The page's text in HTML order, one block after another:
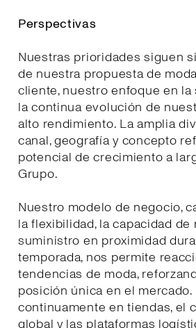
Perspectivas
Nuestras prioridades siguen
de nuestra propuesta de
cliente, nuestro enfoque en
la continua evolución de
alto rendimiento. La amplia
canal, geografía y concepto
potencial de crecimiento a
Grupo.
Nuestro modelo de negocio,
la flexibilidad, la capacidad de
suministro en proximidad
temporada, nos permite
tendencias de moda,
posición única en el
continuamente en tiendas, el
global y las plataformas